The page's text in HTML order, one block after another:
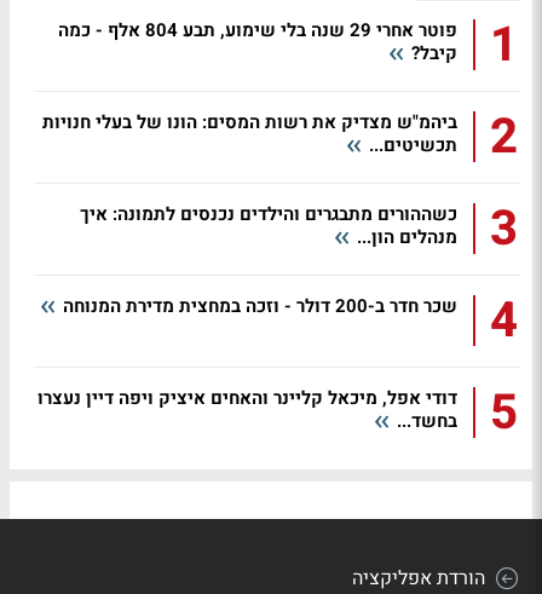
1
פוטר אחרי 29 שנה בלי שימוע, תבע 804 אלף - כמה
קיבל?
2
ביהמ"ש מצדיק את רשות המסים: הונו של בעלי חנויות
תכשיטים...
3
כשההורים מתבגרים והילדים נכנסים לתמונה: איך
מנהלים הון...
4 שכר חדר ב-200 דולר - וזכה במחצית מדירת המנוחה
5
דודי אפל, מיכאל קליינר והאחים איציק ויפה דיין נעצרו
בחשד...
הורדת אפליקציה